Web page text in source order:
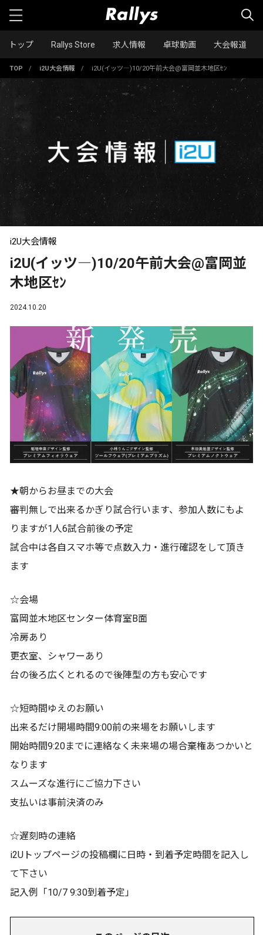
トップ Rallys Store 求人情報 卓球動画 大会報道
TOP / i2U大会情報 / i2U(イッツ―)10/20午前大会@富岡並木地区ｾﾝ
i2U大会情報
i2U(イッツ―)10/20午前大会@富岡並
木地区ｾﾝ
2024.10.20
★朝からお昼までの大会
審判無しで出来るかぎり試合行います、参加人数にもよ
りますが1人6試合前後の予定
試合中は各自スマホ等で点数入力・進行確認をして頂き
ます
☆会場
富岡並木地区センター体育室B面
冷房あり
更衣室、シャワーあり
台の後ろ広くとれるので後陣型の方も安心です
☆短時間ゆえのお願い
出来るだけ開場時間9:00前の来場をお願いします
開始時間9:20までに連絡なく未来場の場合棄権あつかいと
なります
スムーズな進行にご協力下さい
支払いは事前決済のみ
☆遅刻時の連絡
i2Uトップページの投稿欄に日時・到着予定時間を記入し
て下さい
記入例「10/7 9:30到着予定」